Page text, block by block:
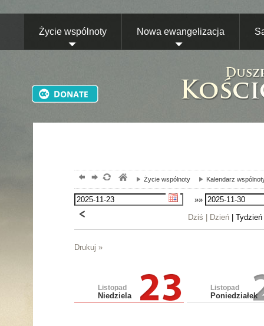
Życie wspólnoty Nowa ewangelizacja
Życie wspólnoty Kalendarz
»»
Dziś |
Dzień |
Drukuj »
Listopad
Niedziela
Listopad
Poniedziałek